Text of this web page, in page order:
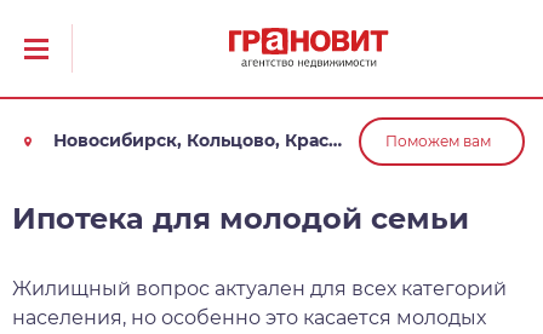
Новосибирск, Кольцово, Краснообск, Обь Поможем вам
Ипотека для молодой семьи
Жилищный вопрос актуален для всех категорий
населения, но особенно это касается молодых